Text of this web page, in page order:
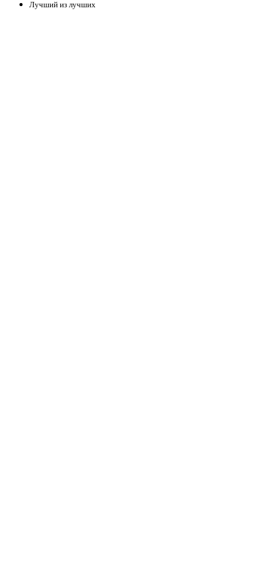
Лучший из лучших